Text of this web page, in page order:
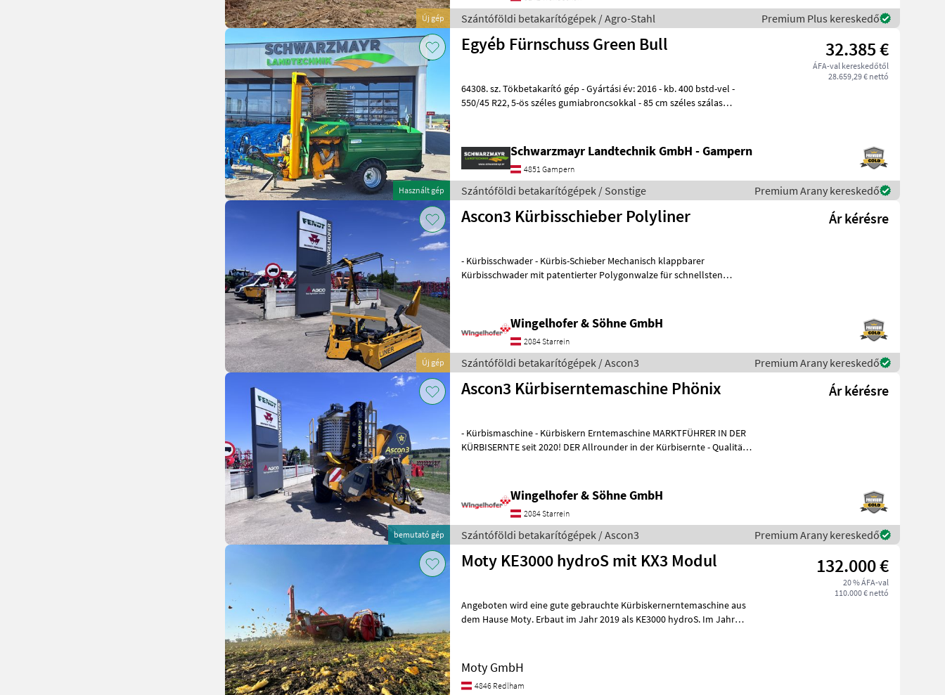
Új gép Szántóföldi betakarítógépek / Agro-Stahl Premium Plus kereskedő
Használt gép
Egyéb Fürnschuss Green Bull 32.385 €
ÁFA-val kereskedőtől
28.659,29 € nettó
64308. sz. Tökbetakarító gép - Gyártási év: 2016 - kb. 400 bstd-vel -
550/45 R22, 5-ös széles gumiabroncsokkal - 85 cm széles szálas
Schwarzmayr Landtechnik GmbH - Gampern
4851 Gampern
Szántóföldi betakarítógépek / Sonstige Premium Arany kereskedő
Új gép
Ascon3 Kürbisschieber Polyliner Ár kérésre
- Kürbisschwader - Kürbis-Schieber Mechanisch klappbarer
Kürbisschwader mit patentierter Polygonwalze für schnellsten
Wingelhofer & Söhne GmbH
2084 Starrein
Szántóföldi betakarítógépek / Ascon3 Premium Arany kereskedő
bemutató gép
Ascon3 Kürbiserntemaschine Phönix Ár kérésre
- Kürbismaschine - Kürbiskern Erntemaschine MARKTFÜHRER IN DER
KÜRBISERNTE seit 2020! DER Allrounder in der Kürbisernte - Qualität
Wingelhofer & Söhne GmbH
2084 Starrein
Szántóföldi betakarítógépek / Ascon3 Premium Arany kereskedő
Moty KE3000 hydroS mit KX3 Modul 132.000 €
20 % ÁFA-val
110.000 € nettó
Angeboten wird eine gute gebrauchte Kürbiskernerntemaschine aus
dem Hause Moty. Erbaut im Jahr 2019 als KE3000 hydroS. Im Jahr
Moty GmbH
4846 Redlham